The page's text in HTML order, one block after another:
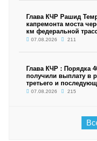
Глава КЧР Рашид
капремонта моста
км федеральной
07.08.2026 211
Глава КЧР : Порядка
получили выплату в
третьего и
07.08.2026 215